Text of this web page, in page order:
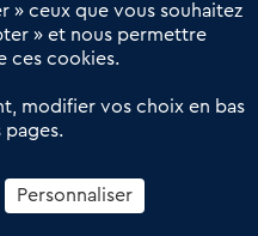
dédié aux transactions
au service du commerce de
» ceux que vous souhaitez
» et nous permettre
ces cookies.
modifier vos choix en bas
pages.
Personnaliser